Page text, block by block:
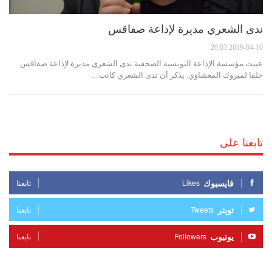
ندى الشعري مديرة لإذاعة صفاقس
2019-04-10 20:03
عينت مؤسسة الإذاعة التونسية الصحفية ندى الشعري مديرة لإذاعة صفاقس
خلفا لمبروك المعشاوي. يذكر أن ندى الشعري كانت…
تابعنا على
فايسبوك Likes تابعنا
تويتر Tweets تابعنا
يوتيوب Followers تابعنا